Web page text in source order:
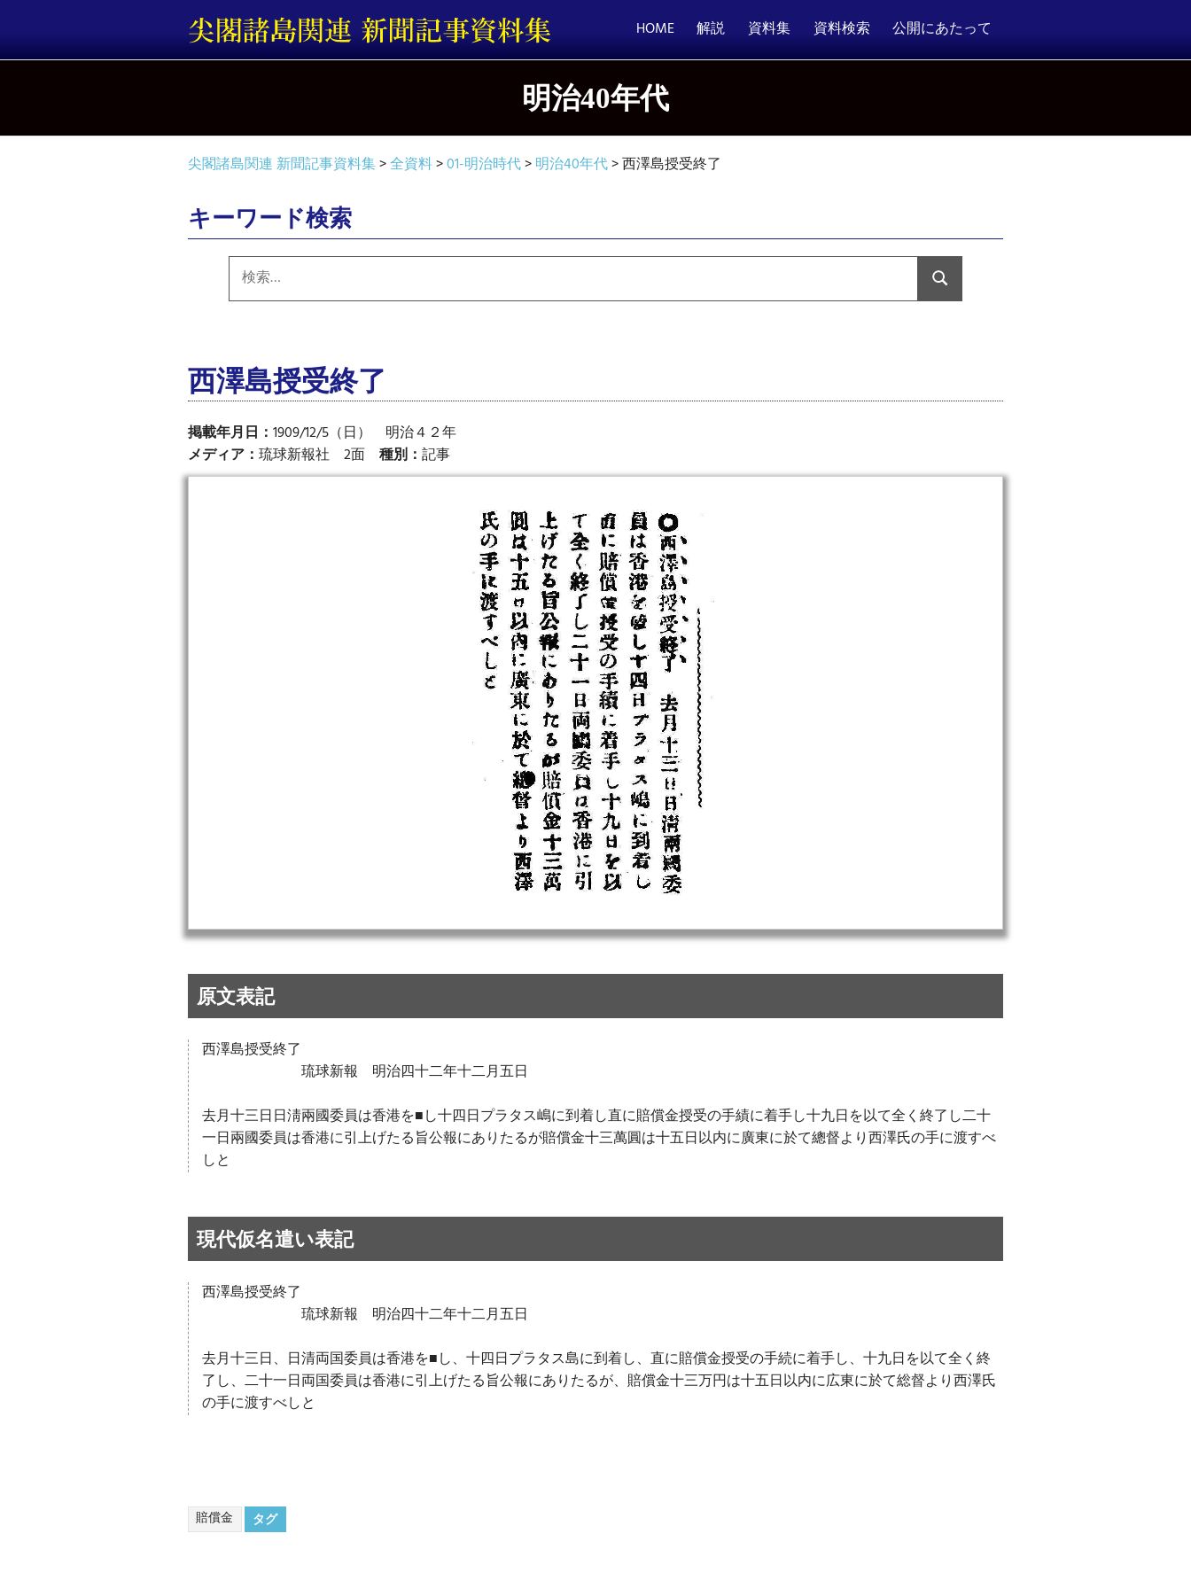
テ
ス
HOME 解説 資料集 資料検索 公開にあたって
明治40年代
尖閣諸島関連 新聞記事資料集>全資料>01-明治時代>明治40年代>西澤島授受終了
キーワード検索
索:
検
索
西澤島授受終了
掲載年月日： 1909/12/5（日） 明治４２年
メディア： 琉球新報社 2面 種別： 記事
原文表記
西澤島授受終了
琉球新報 明治四十二年十二月五日
去月十三日日淸兩國委員は香港を■し十四日プラタス嶋に到着し直に賠償金授受の手績に着手し十九日を以て全く終了し二十
一日兩國委員は香港に引上げたる旨公報にありたるが賠償金十三萬圓は十五日以内に廣東に於て總督より西澤氏の手に渡すべ
しと
現代仮名遣い表記
西澤島授受終了
琉球新報 明治四十二年十二月五日
去月十三日、日清両国委員は香港を■し、十四日プラタス島に到着し、直に賠償金授受の手続に着手し、十九日を以て全く終
了し、二十一日両国委員は香港に引上げたる旨公報にありたるが、賠償金十三万円は十五日以内に広東に於て総督より西澤氏
の手に渡すべしと
タグ
賠償金